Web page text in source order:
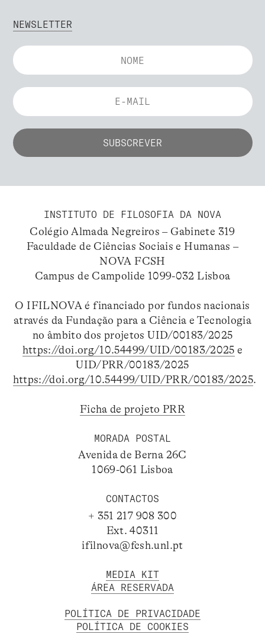
NEWSLETTER
INSTITUTO DE FILOSOFIA DA NOVA
Colégio Almada Negreiros – Gabinete 319
Faculdade de Ciências Sociais e Humanas –
NOVA FCSH
Campus de Campolide 1099-032 Lisboa
O IFILNOVA é financiado por fundos nacionais
através da Fundação para a Ciência e Tecnologia
no âmbito dos projetos UID/00183/2025
https://doi.org/10.54499/UID/00183/2025 e
UID/PRR/00183/2025
https://doi.org/10.54499/UID/PRR/00183/2025.
Ficha de projeto PRR
MORADA POSTAL
Avenida de Berna 26C
1069-061 Lisboa
CONTACTOS
+ 351 217 908 300
Ext. 40311
ifilnova@fcsh.unl.pt
MEDIA KIT
ÁREA RESERVADA
POLÍTICA DE PRIVACIDADE
POLÍTICA DE COOKIES